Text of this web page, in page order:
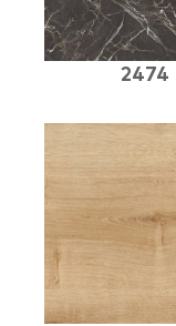
2474